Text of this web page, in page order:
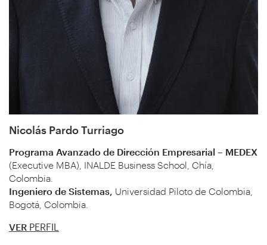
Nicolás Pardo Turriago
Programa Avanzado de Dirección Empresarial – MEDEX
(Executive MBA), INALDE Business School, Chía,
Colombia.
Ingeniero de Sistemas, Universidad Piloto de Colombia,
Bogotá, Colombia.
VER PERFIL